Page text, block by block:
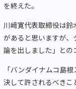
を終えた。
川﨑寛代表取締役は
があると思いますが
論を出しました」との
「バンダイナムコ島
決して許されるべきこ